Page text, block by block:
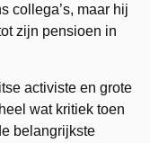
collega’s, maar hij
zijn pensioen in
activiste en grote
wat kritiek toen
belangrijkste